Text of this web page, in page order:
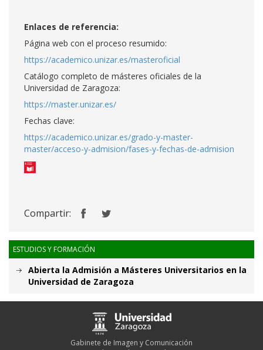
Enlaces de referencia:
Página web con el proceso resumido:
https://academico.unizar.es/masteroficial
Catálogo completo de másteres oficiales de la
Universidad de Zaragoza:
https://master.unizar.es/
Fechas clave:
https://academico.unizar.es/grado-y-master-
master/acceso-y-admision/fases-y-fechas-de-admision
Compartir:
ESTUDIOS Y FORMACIÓN
Abierta la Admisión a Másteres Universitarios en la
Universidad de Zaragoza
Gabinete de Imagen y Comunicación